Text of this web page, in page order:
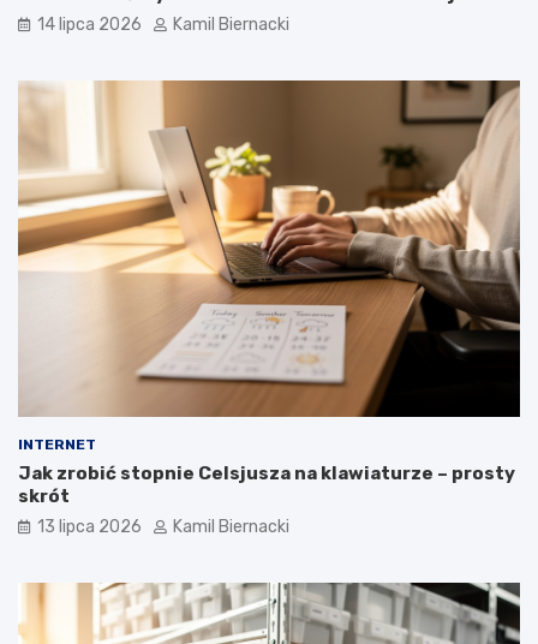
14 lipca 2026 Kamil Biernacki
INTERNET
Jak zrobić stopnie Celsjusza na klawiaturze – prosty
skrót
13 lipca 2026 Kamil Biernacki